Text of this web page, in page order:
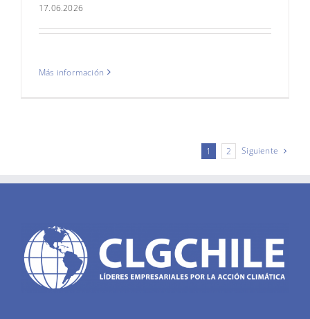
17.06.2026
Más información
1 2 Siguiente